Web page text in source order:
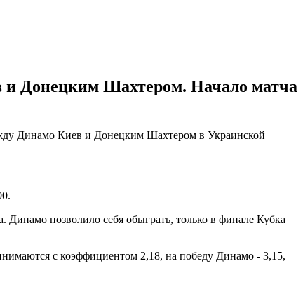
и Донецким Шахтером. Начало матча
Динамо Киев и Донецким Шахтером в Украинской
позволило себя обыграть, только в финале Кубка
с коэффициентом 2,18, на победу Динамо - 3,15,